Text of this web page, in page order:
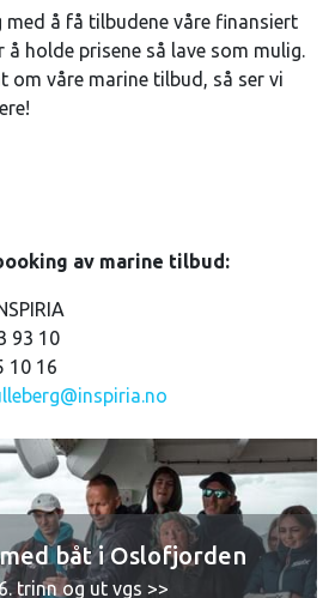
å få tilbudene våre finansiert
holde prisene så lave som mulig.
om våre marine tilbud, så ser vi
av marine tilbud:
93 10
16
båt i Oslofjorden
trinn og ut vgs >>